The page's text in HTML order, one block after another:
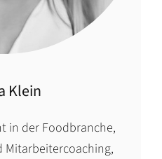
Klein
in der Foodbranche,
Mitarbeitercoaching,